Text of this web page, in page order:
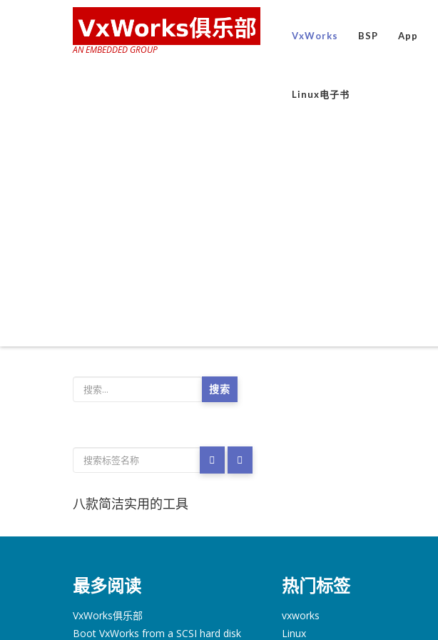
AN EMBEDDED GROUP
VxWorks BSP App
Linux电子书
搜索
八款简洁实用的工具
最多阅读
VxWorks俱乐部
Boot VxWorks from a SCSI hard disk
热门标签
vxworks
Linux